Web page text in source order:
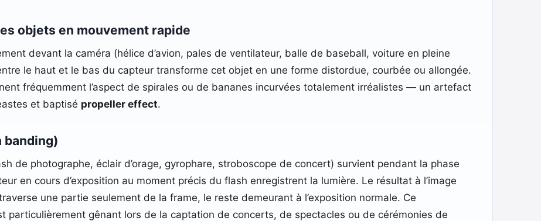
objets en mouvement rapide
devant la caméra (hélice d’avion, pales de ventilateur, balle de baseball, voiture en pleine
le haut et le bas du capteur transforme cet objet en une forme distordue, courbée ou allongée.
fréquemment l’aspect de spirales ou de bananes incurvées totalement irréalistes — un artefact
et baptisé propeller effect.
banding)
de photographe, éclair d’orage, gyrophare, stroboscope de concert) survient pendant la phase
en cours d’exposition au moment précis du flash enregistrent la lumière. Le résultat à l’image
une partie seulement de la frame, le reste demeurant à l’exposition normale. Ce
particulièrement gênant lors de la captation de concerts, de spectacles ou de cérémonies de